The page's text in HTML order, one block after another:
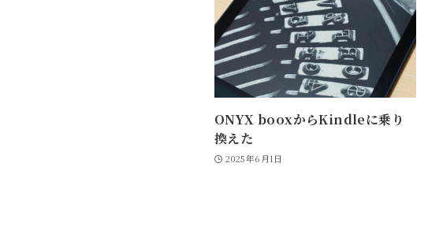
ONYX booxからKindleに乗り
換えた
2025年6月1日